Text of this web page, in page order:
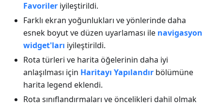
Favoriler iyileştirildi.
Farklı ekran yoğunlukları ve yönlerinde daha
esnek boyut ve düzen uyarlaması ile navigasyon
widget'ları iyileştirildi.
Rota türleri ve harita öğelerinin daha iyi
anlaşılması için Haritayı Yapılandır bölümüne
harita legend eklendi.
Rota sınıflandırmaları ve öncelikleri dahil olmak